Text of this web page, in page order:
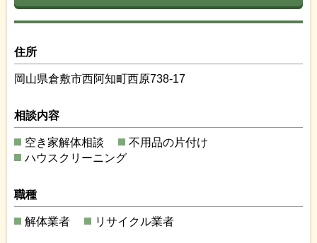
住所
岡山県倉敷市西阿知町西原738-17
相談内容
空き家解体相談
不用品の片付け
ハウスクリーニング
職種
解体業者 リサイクル業者